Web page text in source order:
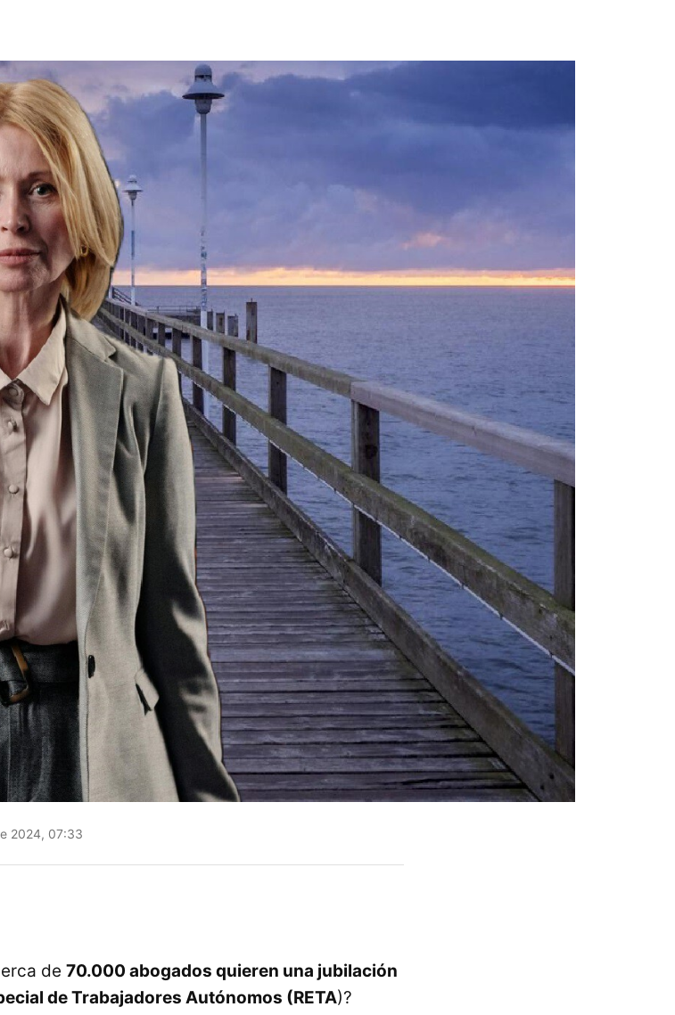
2024, 07:33
de 70.000 abogados quieren una jubilación
de Trabajadores Autónomos (RETA)?